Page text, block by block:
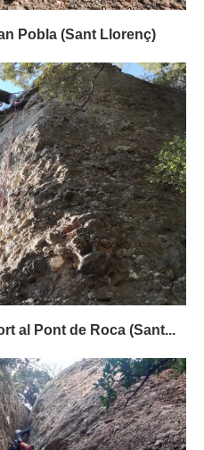
Pobla (Sant Llorenç)
al Pont de Roca (Sant...